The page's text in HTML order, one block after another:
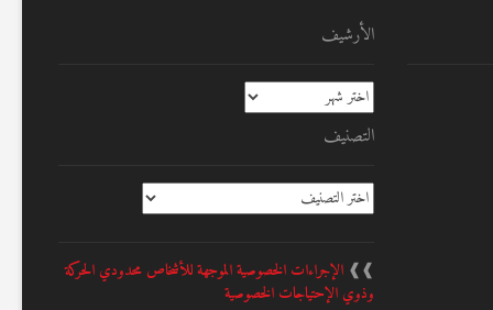
الأرشيف
الأرشيف
التصنيف
التصنيف
❱❱الإجراءات الخصوصية الموجهة للأشخاص محدودي الحركة
وذوي الإحتياجات الخصوصية